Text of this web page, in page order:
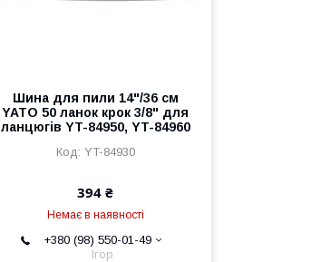
Шина для пили 14"/36 см
YATO 50 ланок крок 3/8" для
ланцюгів YT-84950, YT-84960
YT-84930
394 ₴
Немає в наявності
+380 (98) 550-01-49
Ігор